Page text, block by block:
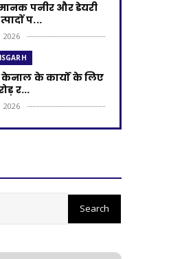
पनीर और डेयरी
प...
2026
केनाल के कार्यों के लिए
र...
2026
2026